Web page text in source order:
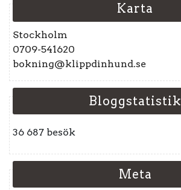
Karta
Stockholm
0709-541620
bokning@klippdinhund.se
Bloggstatistik
36 687 besök
Meta